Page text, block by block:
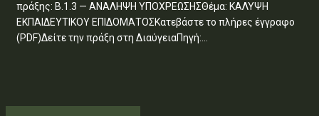
πράξης: Β.1.3 — ΑΝΑΛΗΨΗ ΥΠΟΧΡΕΩΣΗΣΘέμα: ΚΑΛΥΨΗ
ΕΚΠΑΙΔΕΥΤΙΚΟΥ ΕΠΙΔΟΜΑΤΟΣΚατεβάστε το πλήρες έγγραφο
(PDF)Δείτε την πράξη στη ΔιαύγειαΠηγή:...